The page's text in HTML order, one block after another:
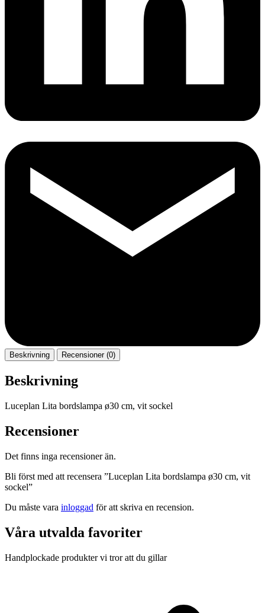
Beskrivning Recensioner (0)
Beskrivning
Luceplan Lita bordslampa ø30 cm, vit sockel
Recensioner
Det finns inga recensioner än.
Bli först med att recensera ”Luceplan Lita bordslampa ø30 cm, vit
sockel”
Du måste vara inloggad för att skriva en recension.
Våra utvalda favoriter
Handplockade produkter vi tror att du gillar